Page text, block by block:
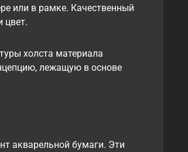
или в рамке. Качественный
цвет.
холста материала
лежащую в основе
акварельной бумаги. Эти